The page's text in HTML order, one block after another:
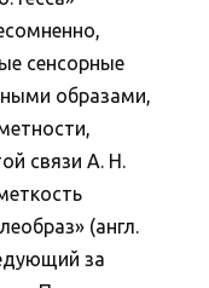
сенсорные
образами,
связи А. Н.
(англ.
за